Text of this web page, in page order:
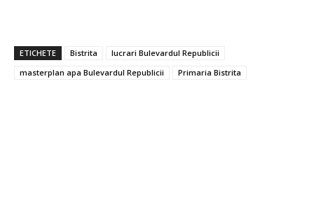
ETICHETE Bistrita
lucrari Bulevardul Republicii
masterplan apa Bulevardul Republicii
Primaria Bistrita